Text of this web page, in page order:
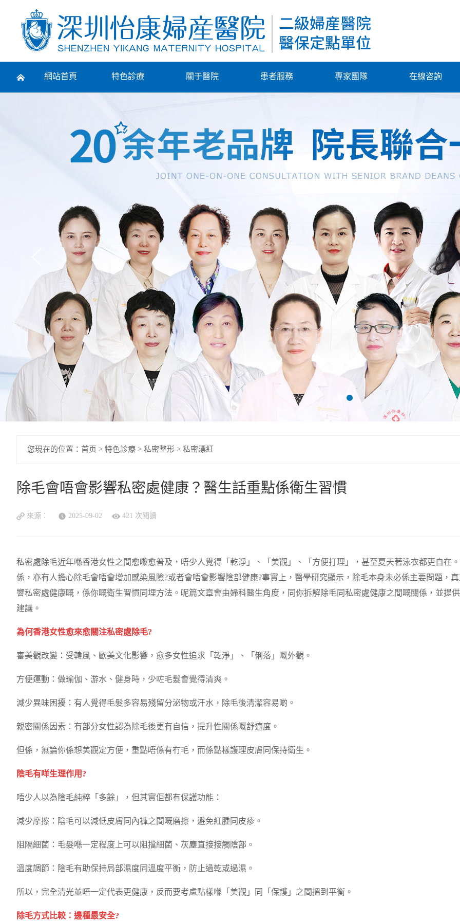
網站首頁 特色診療 關于醫院 患者服務 專家團隊 在線咨詢
Prev
您現在的位置： 首页 > 特色診療 > 私密整形 > 私密漂紅
除毛會唔會影響私密處健康？醫生話重點係衛生習慣
來源： 2025-09-02 421 次閱讀
私密處除毛近年喺香港女性之間愈嚟愈普及，唔少人覺得「乾淨」、「美觀」、「方便打理」，甚至夏天著泳衣都更自在
係，亦有人擔心除毛會唔會增加感染風險?或者會唔會影響陰部健康?事實上，醫學研究顯示，除毛本身未必係主要問題，
響私密處健康嘅，係你嘅衛生習慣同埋方法。呢篇文章會由婦科醫生角度，同你拆解除毛同私密處健康之間嘅關係，並提
建議。
為何香港女性愈來愈關注私密處除毛?
審美觀改變：受韓風、歐美文化影響，愈多女性追求「乾淨」、「俐落」嘅外觀。
方便運動：做瑜伽、游水、健身時，少咗毛髮會覺得清爽。
減少異味困擾：有人覺得毛髮多容易殘留分泌物或汗水，除毛後清潔容易啲。
親密關係因素：有部分女性認為除毛後更有自信，提升性關係嘅舒適度。
但係，無論你係想美觀定方便，重點唔係有冇毛，而係點樣護理皮膚同保持衛生。
陰毛有咩生理作用?
唔少人以為陰毛純粹「多餘」，但其實佢都有保護功能：
減少摩擦：陰毛可以減低皮膚同內褲之間嘅磨擦，避免紅腫同皮疹。
阻隔細菌：毛髮喺一定程度上可以阻擋細菌、灰塵直接接觸陰部。
溫度調節：陰毛有助保持局部濕度同溫度平衡，防止過乾或過濕。
所以，完全清光並唔一定代表更健康，反而要考慮點樣喺「美觀」同「保護」之間搵到平衡。
除毛方式比較：邊種最安全?